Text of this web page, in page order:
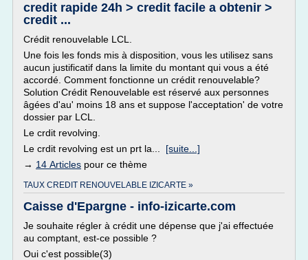
credit rapide 24h > credit facile a obtenir >
credit ...
Crédit renouvelable LCL.
Une fois les fonds mis à disposition, vous les utilisez sans
aucun justificatif dans la limite du montant qui vous a été
accordé. Comment fonctionne un crédit renouvelable?
Solution Crédit Renouvelable est réservé aux personnes
âgées d'au' moins 18 ans et suppose l'acceptation' de votre
dossier par LCL.
Le crdit revolving.
Le crdit revolving est un prt la... [suite...]
→ 14 Articles pour ce thème
TAUX CREDIT RENOUVELABLE IZICARTE »
Caisse d'Epargne - info-izicarte.com
Je souhaite régler à crédit une dépense que j'ai effectuée
au comptant, est-ce possible ?
Oui c'est possible(3)